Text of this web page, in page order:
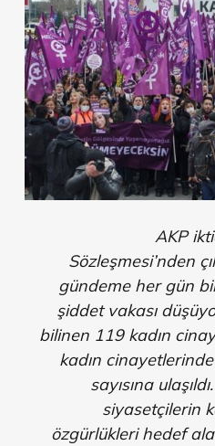
AKP
Sözleşmesi’nden
gündeme her gün
şiddet vakası
bilinen 119 kadın
kadın
sayısına
siyasetçilerin
özgürlükleri hedef